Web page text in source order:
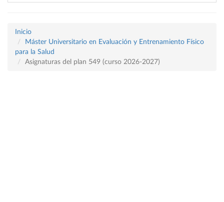
Inicio
Máster Universitario en Evaluación y Entrenamiento Físico
para la Salud
Asignaturas del plan 549 (curso 2026-2027)